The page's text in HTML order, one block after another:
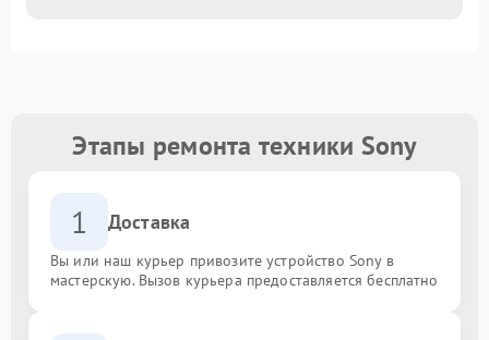
Этапы ремонта техники Sony
1 Доставка
Вы или наш курьер привозите устройство Sony в
мастерскую. Вызов курьера предоставляется бесплатно